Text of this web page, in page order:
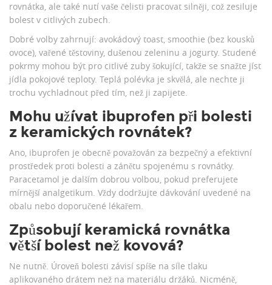
rovnátka, ale také nutí vaše čelisti pracovat silněji, což zesiluje
bolest v citlivých zubech.
Dobré volby zahrnují: avokádový toast, smoothie (bez kousků
ovoce), vařené těstoviny, dušenou zeleninu a jogurty. Studené
pokrmy mohou být pro citlivé zuby šokující, takže se snažte jíst
jídla pokojové teploty. Teplá polévka je skvělá, ale nechte ji
trochu vychladnout před tím, než ji zapijete.
Mohu užívat ibuprofen při bolesti
z keramických rovnátek?
Ano, ibuprofen je obecně považován za bezpečný a efektivní
prostředek proti bolesti a zánětu spojenému s rovnátky.
Paracetamol je dalším dobrou volbou, pokud preferujete
mírnější analgetikum. Vždy dodržujte dávkování uvedené na
obalu nebo doporučené lékařem.
Způsobují keramická rovnátka
větší bolest než kovová?
Ne nutně. Úroveň bolesti závisí spíše na síle tlaku
aplikovaného drátem než na materiálu držáků. Nicméně,